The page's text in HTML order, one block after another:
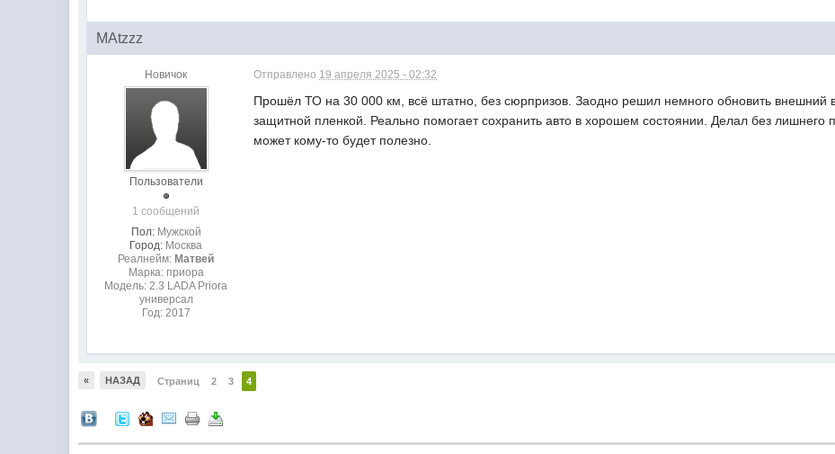
MAtzzz
Новичок
Пользователи
1 сообщений
Пол: Мужской
Город: Москва
Реалнейм: Матвей
Марка: приора
Модель: 2.3 LADA Priora
универсал
Год: 2017
Отправлено 19 апреля 2025 - 02:32
Прошёл ТО на 30 000 км, всё штатно, без сюрпризов. Заодно решил немного обновить внешний
защитной пленкой. Реально помогает сохранить авто в хорошем состоянии. Делал без лишнего
может кому-то будет полезно.
« НАЗАД Страниц 2 3 4